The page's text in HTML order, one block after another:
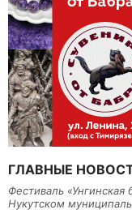
ГЛАВНЫЕ
Фестиваль «Унгинская
Нукутском